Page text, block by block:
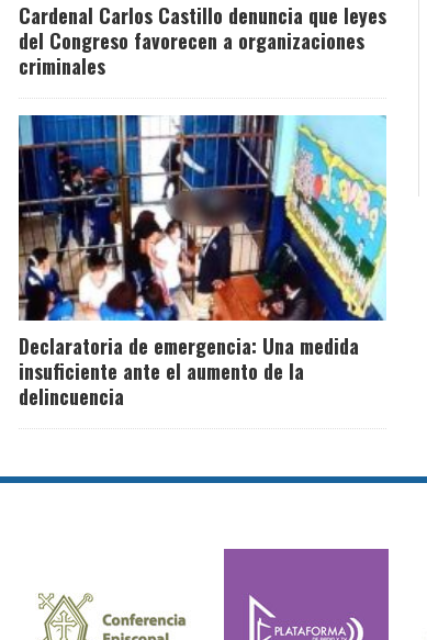
Cardenal Carlos Castillo denuncia que leyes
del Congreso favorecen a organizaciones
criminales
Declaratoria de emergencia: Una medida
insuficiente ante el aumento de la
delincuencia